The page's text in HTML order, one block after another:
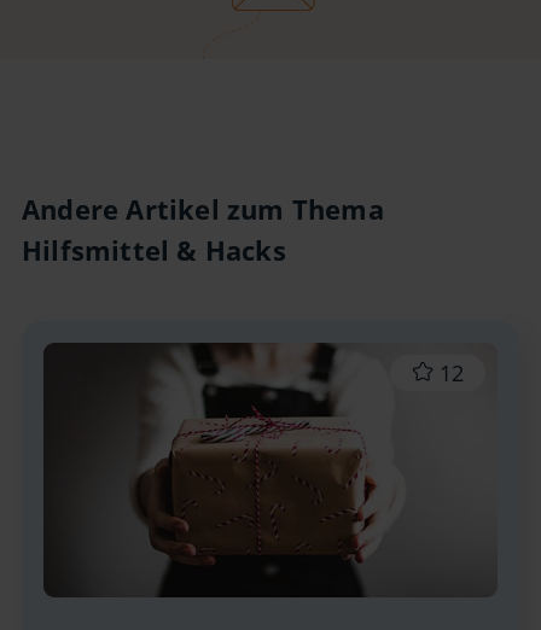
Andere Artikel zum Thema
Hilfsmittel & Hacks
12